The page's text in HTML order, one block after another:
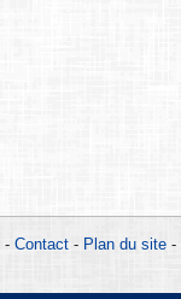
- Contact- Plan du site-